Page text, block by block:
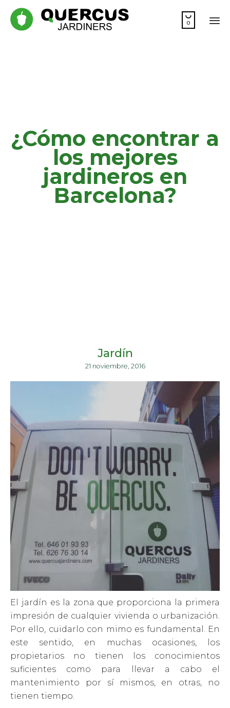

0
¿Cómo encontrar a
los mejores
jardineros en
Barcelona?
Jardín
21 noviembre, 2016
El jardín es la zona que proporciona la primera
impresión de cualquier vivienda o urbanización.
Por ello, cuidarlo con mimo es fundamental. En
este sentido, en muchas ocasiones, los
propietarios no tienen los conocimientos
suficientes como para llevar a cabo el
mantenimiento por sí mismos, en otras, no
tienen tiempo.